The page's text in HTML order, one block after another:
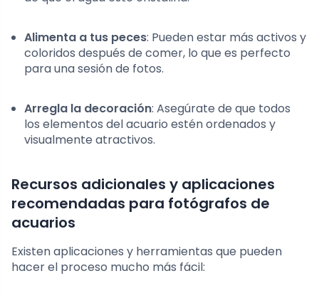
Alimenta a tus peces: Pueden estar más activos y
coloridos después de comer, lo que es perfecto
para una sesión de fotos.
Arregla la decoración: Asegúrate de que todos
los elementos del acuario estén ordenados y
visualmente atractivos.
Recursos adicionales y aplicaciones
recomendadas para fotógrafos de
acuarios
Existen aplicaciones y herramientas que pueden
hacer el proceso mucho más fácil: